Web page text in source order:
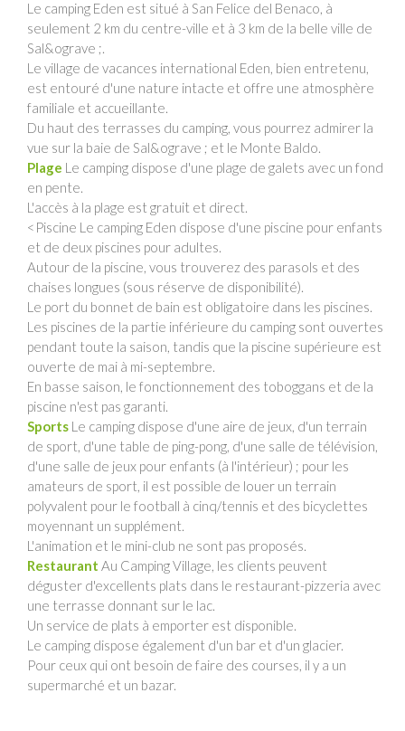
Le camping Eden est situé à San Felice del Benaco, à
seulement 2 km du centre-ville et à 3 km de la belle ville de
Sal&ograve ;.
Le village de vacances international Eden, bien entretenu,
est entouré d'une nature intacte et offre une atmosphère
familiale et accueillante.
Du haut des terrasses du camping, vous pourrez admirer la
vue sur la baie de Sal&ograve ; et le Monte Baldo.
Plage Le camping dispose d'une plage de galets avec un fond
en pente.
L'accès à la plage est gratuit et direct.
<Piscine Le camping Eden dispose d'une piscine pour enfants
et de deux piscines pour adultes.
Autour de la piscine, vous trouverez des parasols et des
chaises longues (sous réserve de disponibilité).
Le port du bonnet de bain est obligatoire dans les piscines.
Les piscines de la partie inférieure du camping sont ouvertes
pendant toute la saison, tandis que la piscine supérieure est
ouverte de mai à mi-septembre.
En basse saison, le fonctionnement des toboggans et de la
piscine n'est pas garanti.
Sports Le camping dispose d'une aire de jeux, d'un terrain
de sport, d'une table de ping-pong, d'une salle de télévision,
d'une salle de jeux pour enfants (à l'intérieur) ; pour les
amateurs de sport, il est possible de louer un terrain
polyvalent pour le football à cinq/tennis et des bicyclettes
moyennant un supplément.
L'animation et le mini-club ne sont pas proposés.
Restaurant Au Camping Village, les clients peuvent
déguster d'excellents plats dans le restaurant-pizzeria avec
une terrasse donnant sur le lac.
Un service de plats à emporter est disponible.
Le camping dispose également d'un bar et d'un glacier.
Pour ceux qui ont besoin de faire des courses, il y a un
supermarché et un bazar.